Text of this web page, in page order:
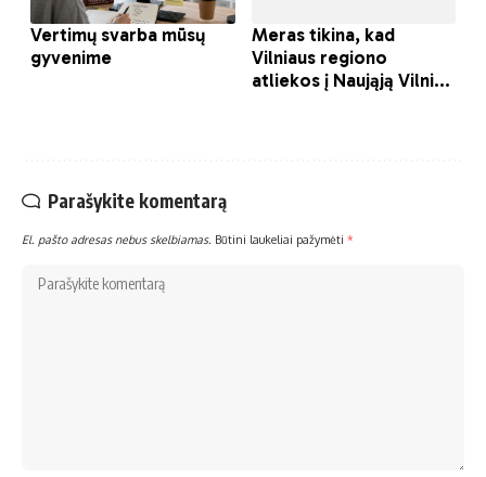
Parašykite komentarą
El. pašto adresas nebus skelbiamas. Būtini laukeliai pažymėti *